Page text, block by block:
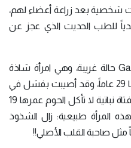
شخصية بعد زراعة أعضاء لهم،
للطب الحديث الذي عجز عن
فقد وثّق البروفسور Gary Schwartz حالة غريبة، وهي امرأة شاذة
جنسياً تحب الوجبات السريعة عمرها 29 عاماً، وقد أصيبت بفشل في
قلبها وتم زرع قلب لها مأخوذ من فتاة نباتية لا تأكل الحوم عمرها 19
المرأة طبيعية: زال الشذوذ
مثل صاحبة القلب الأصلي!!